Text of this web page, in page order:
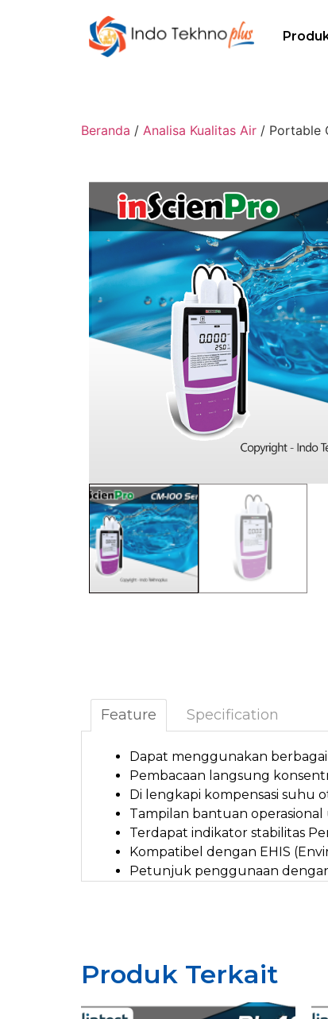
Beranda / Analisa Kualitas Air / Portable
Feature Specification
Dapat menggunakan
Pembacaan langsung
Di lengkapi kompensasi suhu
Tampilan bantuan
Terdapat indikator stabilitas
Kompatibel dengan EHIS
Petunjuk penggunaan
Produk Terkait